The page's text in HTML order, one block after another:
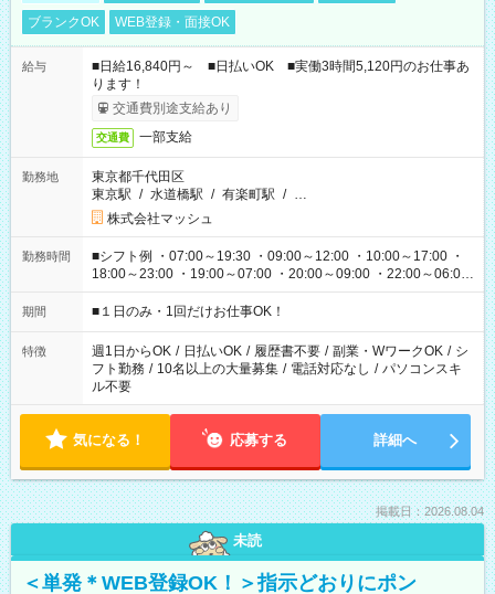
ブランクOK
WEB登録・面接OK
給与
■日給16,840円～ ■日払いOK ■実働3時間5,120円のお仕事あ
ります！
交通費別途支給あり
交通費 一部支給
勤務地
東京都千代田区
東京駅 / 水道橋駅 / 有楽町駅 / …
株式会社マッシュ
勤務時間
■シフト例 ・07:00～19:30 ・09:00～12:00 ・10:00～17:00 ・
18:00～23:00 ・19:00～07:00 ・20:00～09:00 ・22:00～06:00
etc ★最短で3時間で5,120円のお仕事から 15時間で2万円近く稼
げるお仕事も！ ご希望のお時間に合わせてご紹介！ ※シフトは
ください！
期間 ■１日のみ・1回だけお仕事OK！
特徴 週1日からOK / 日払いOK / 履歴書不要 / 副業・WワークOK / シ
フト勤務 / 10名以上の大量募集 / 電話対応なし / パソコンスキ
ル不要
気になる！ 応募する 詳細へ
掲載日：2026.08.04
未読
＜単発＊WEB登録OK！＞指示どおりにポン